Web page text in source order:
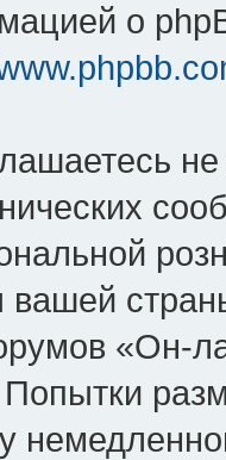
о
вашей
«Он-